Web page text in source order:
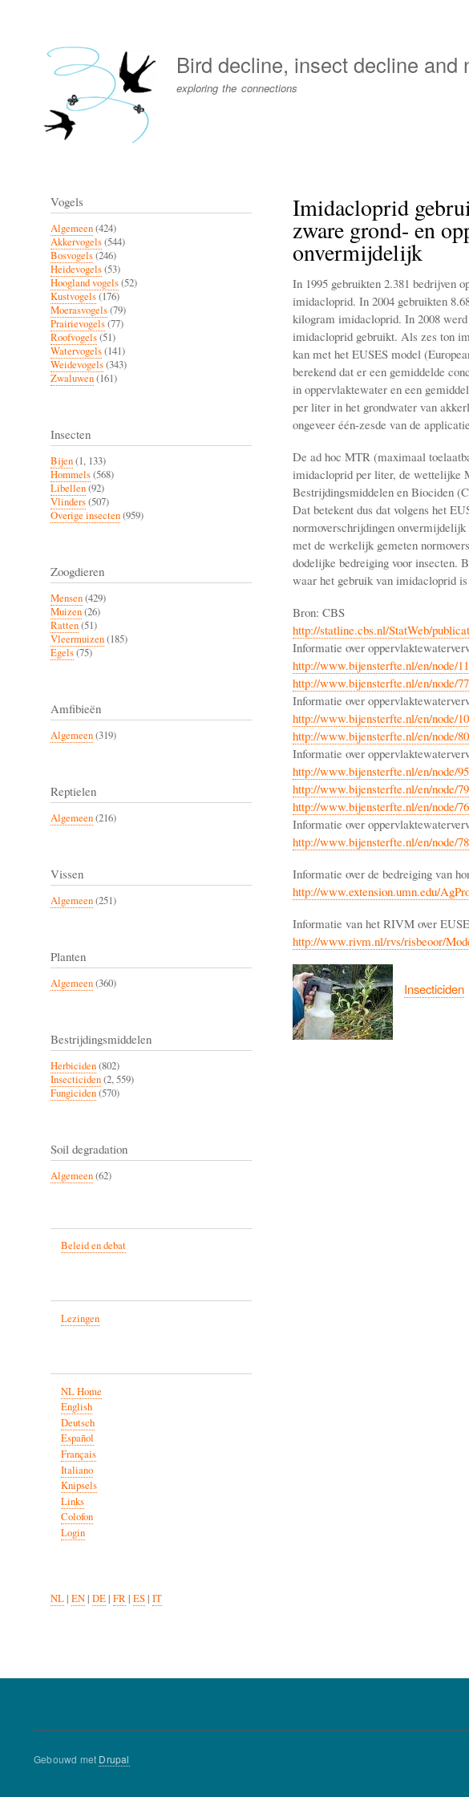
menu
Bird decline, insect decline and
exploring the connections
Imidacloprid
zware grond- en
onvermijdelijk
In 1995 gebruikten 2.381 bedrijven
imidacloprid. In 2004 gebruikten
kilogram imidacloprid. In 2008
imidacloprid gebruikt. Als zes ton
kan met het EUSES model
berekend dat er een gemiddelde
in oppervlaktewater en een
per liter in het grondwater van
ongeveer één-zesde van de
De ad hoc MTR (maximaal
imidacloprid per liter, de wettelijke
Bestrijdingsmiddelen en Biociden
Dat betekent dus dat volgens het
normoverschrijdingen
met de werkelijk gemeten
dodelijke bedreiging voor insecten.
waar het gebruik van imidacloprid is
Bron: CBS
http://statline.cbs.nl/StatWeb/
Informatie over
http://www.bijensterfte.nl/en/node/
http://www.bijensterfte.nl/en/node/77
Informatie over
http://www.bijensterfte.nl/en/node/
http://www.bijensterfte.nl/en/node/80
Informatie over
http://www.bijensterfte.nl/en/node/95
http://www.bijensterfte.nl/en/node/79
http://www.bijensterfte.nl/en/node/76
Informatie over
http://www.bijensterfte.nl/en/node/78
Informatie over de bedreiging van
http://www.extension.umn.edu/
Informatie van het RIVM over
http://www.rivm.nl/rvs/risbeoor/
Insecticiden
Vogels
Algemeen(424)
Akkervogels(544)
Bosvogels(246)
Heidevogels(53)
Hoogland vogels(52)
Kustvogels(176)
Moerasvogels(79)
Prairievogels(77)
Roofvogels(51)
Watervogels(141)
Weidevogels(343)
Zwaluwen(161)
Insecten
Bijen(1, 133)
Hommels(568)
Libellen(92)
Vlinders(507)
Overige insecten(959)
Zoogdieren
Mensen(429)
Muizen(26)
Ratten(51)
Vleermuizen(185)
Egels(75)
Amfibieën
Algemeen(319)
Reptielen
Algemeen(216)
Vissen
Algemeen(251)
Planten
Algemeen(360)
Bestrijdingsmiddelen
Herbiciden(802)
Insecticiden(2, 559)
Fungiciden(570)
Soil degradation
Algemeen(62)
Beleid en debat
Lezingen
NL Home
English
Deutsch
Español
Français
Italiano
Knipsels
Links
Colofon
Login
NL| EN| DE| FR| ES| IT
Gebouwd met Drupal